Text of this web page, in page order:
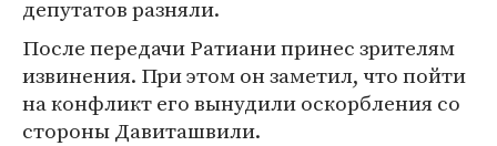
депутатов разняли.
После передачи Ратиани принес зрителям
извинения. При этом он заметил, что пойти
на конфликт его вынудили оскорбления со
стороны Давиташвили.